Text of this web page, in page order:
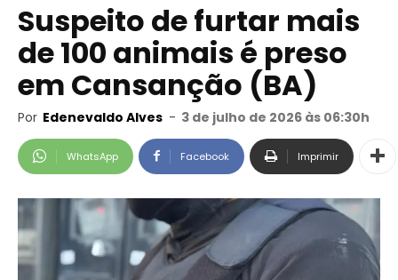
Suspeito de furtar mais
de 100 animais é preso
em Cansanção (BA)
Por Edenevaldo Alves - 3 de julho de 2026 às 06:30h
WhatsApp Facebook Imprimir